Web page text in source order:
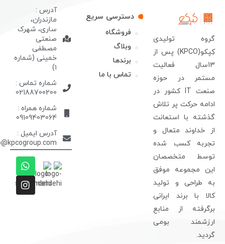
تولیدی
کِپکو(KPCO) پس از
13سال فعالیت
در حوزه
صنعت IT کشور در
حرکت پر تلاش
با استعانت
خداوند متعال و
کسب شده
متخصصان
مجموعه موفق
طراحی و تولید
با برند ایرانی
از منابع
بومی
دسترسی سریع
فروشگاه
وبلاگ
برندها
تماس با ما
آدرس :
مازندران،
ساری، شهرک
صنعتی
مصطفی
خمینی (شماره
شماره تماس :
02188700200
شماره همراه :
09109403064
آدرس ایمیل :
info@kpcogroup.com